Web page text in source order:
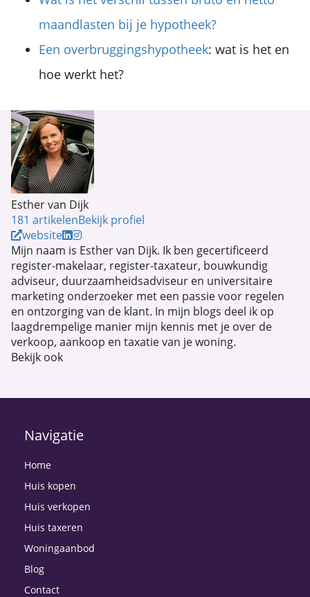
maandlasten bij je hypotheek?
Een overbruggingshypotheek: wat is het en
hoe werkt het?
Esther van Dijk
181 artikelenBekijk profiel
website
Mijn naam is Esther van Dijk. Ik ben gecertificeerd
register-makelaar, register-taxateur, bouwkundig
adviseur, duurzaamheidsadviseur en universitaire
marketing onderzoeker met een passie voor regelen
en ontzorging van de klant. In mijn blogs deel ik op
laagdrempelige manier mijn kennis met je over de
verkoop, aankoop en taxatie van je woning.
Bekijk ook
Navigatie
Home
Huis kopen
Huis verkopen
Huis taxeren
Woningaanbod
Blog
Contact